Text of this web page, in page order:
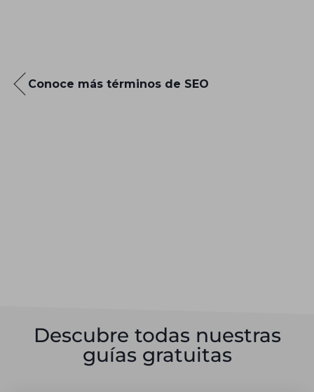
Conoce más términos de SEO
Descubre todas nuestras
guías gratuitas